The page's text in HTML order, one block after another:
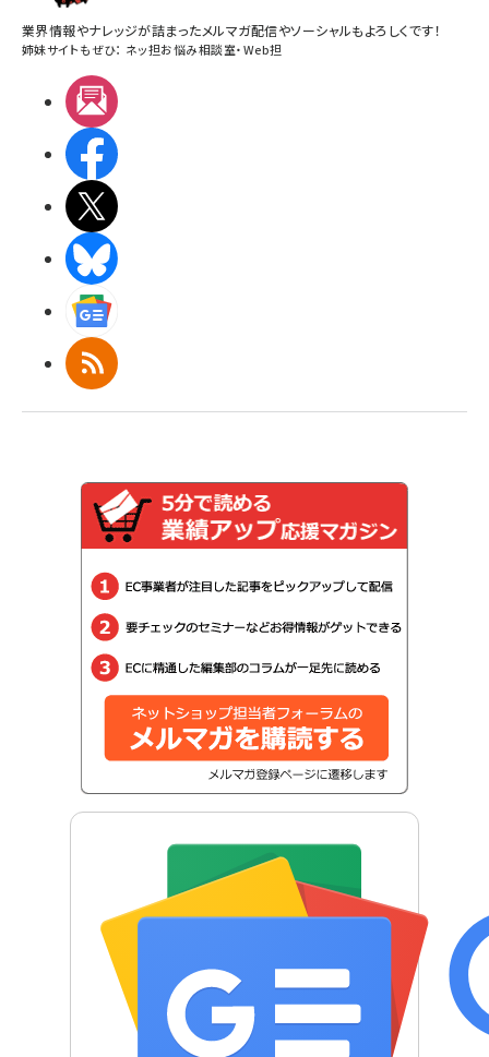
業界情報やナレッジが詰まったメルマガ配信やソーシャルもよろしくです！
姉妹サイトもぜひ： ネッ担お悩み相談室・Web担
RSS